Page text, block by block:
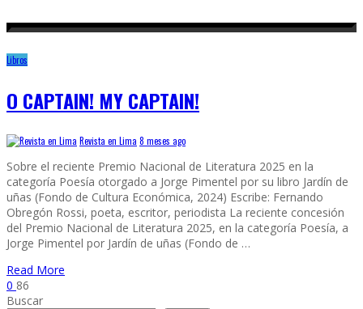
Libros
O CAPTAIN! MY CAPTAIN!
Revista en Lima 8 meses ago
Sobre el reciente Premio Nacional de Literatura 2025 en la
categoría Poesía otorgado a Jorge Pimentel por su libro Jardín de
uñas (Fondo de Cultura Económica, 2024) Escribe: Fernando
Obregón Rossi, poeta, escritor, periodista La reciente concesión
del Premio Nacional de Literatura 2025, en la categoría Poesía, a
Jorge Pimentel por Jardín de uñas (Fondo de …
Read More
0 86
Buscar